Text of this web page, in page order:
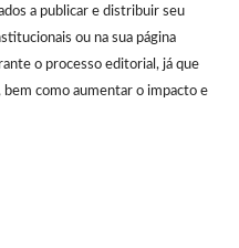
a publicar e distribuir seu
ou na sua página
o processo editorial, já que
como aumentar o impacto e